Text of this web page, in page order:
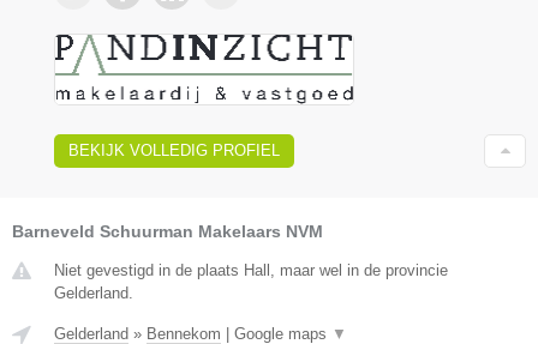
BEKIJK VOLLEDIG PROFIEL
Barneveld Schuurman Makelaars NVM
Niet gevestigd in de plaats Hall, maar wel in de provincie
Gelderland.
Gelderland » Bennekom | Google maps ▼